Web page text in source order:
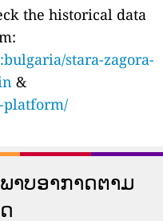
the historical data
stara-zagora-
&
platform/
າບອາກາດຕາມ